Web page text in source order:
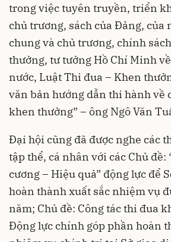
trong việc tuyên truyền, triển
chủ trương, sách của Đảng, của
chung và chủ trương, chính
thưởng, tư tưởng Hồ Chí Minh
nước, Luật Thi đua – Khen
văn bản hướng dẫn thi hành về
khen thưởng” – ông Ngô Văn
Đại hội cũng đã được nghe các
tập thể, cá nhân với các Chủ đề:
cương – Hiệu quả” động lực để
hoàn thành xuất sắc nhiệm vụ
năm; Chủ đề: Công tác thi đua
Động lực chính góp phần hoàn